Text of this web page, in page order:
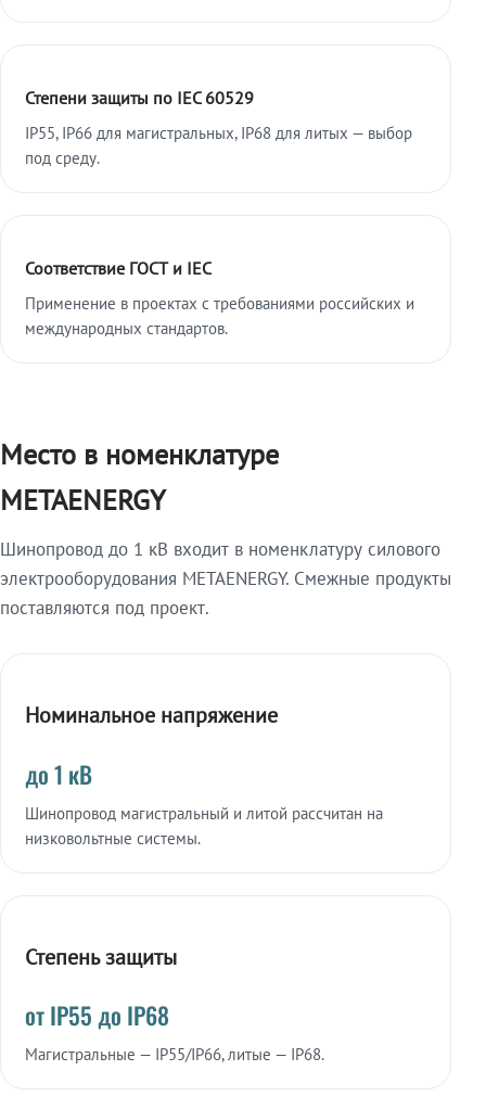
Степени защиты по IEC 60529
IP55, IP66 для магистральных, IP68 для литых — выбор
под среду.
Соответствие ГОСТ и IEC
Применение в проектах с требованиями российских и
международных стандартов.
Место в номенклатуре
METAENERGY
Шинопровод до 1 кВ входит в номенклатуру силового
электрооборудования METAENERGY. Смежные продукты
поставляются под проект.
Номинальное напряжение
до 1 кВ
Шинопровод магистральный и литой рассчитан на
низковольтные системы.
Степень защиты
от IP55 до IP68
Магистральные — IP55/IP66, литые — IP68.